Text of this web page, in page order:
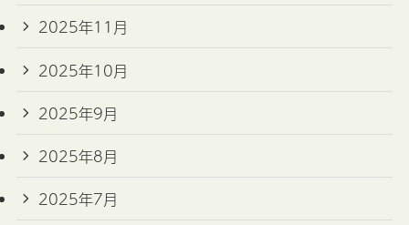
2025年11月
2025年10月
2025年9月
2025年8月
2025年7月